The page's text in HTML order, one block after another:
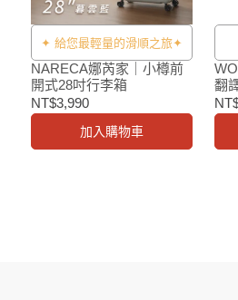
✦ 給您最輕量的滑順之旅✦
NARECA娜芮家｜小樽前
開式28吋行李箱
NT$3,990
加入購物車
翻